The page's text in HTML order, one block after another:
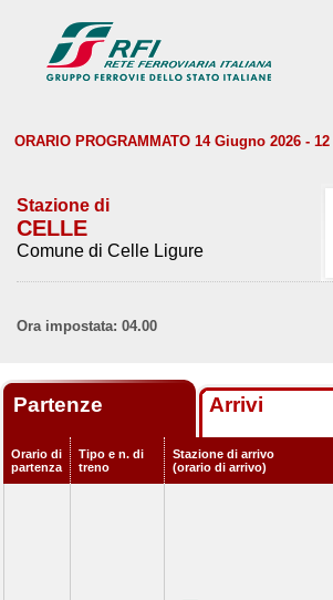
ORARIO PROGRAMMATO 14 Giugno 2026 -
Stazione di
CELLE
Comune di Celle Ligure
Ora impostata: 04.00
Partenze Arrivi
Orario di
partenza
Tipo e n. di
treno
Stazione di arrivo
(orario di arrivo)